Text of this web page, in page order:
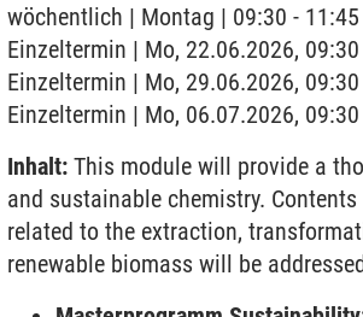
wöchentlich | Montag | 09:30 -
Einzeltermin | Mo, 22.06.2026,
Einzeltermin | Mo, 29.06.2026,
Einzeltermin | Mo, 06.07.2026,
Inhalt: This module will provide a
and sustainable chemistry.
related to the extraction,
renewable biomass will be